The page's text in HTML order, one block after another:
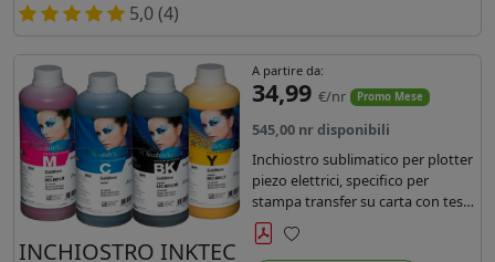
5,0 (4)
INCHIOSTRO INKTEC
A partire da:
34,99 €/nr Promo Mese
545,00 nr disponibili
Inchiostro sublimatico per plotter
piezo elettrici, specifico per
stampa transfer su carta con teste
Epson EPS3200, 5113, dx4 e dx5.
Ecologico, conforme alla
Preferiti